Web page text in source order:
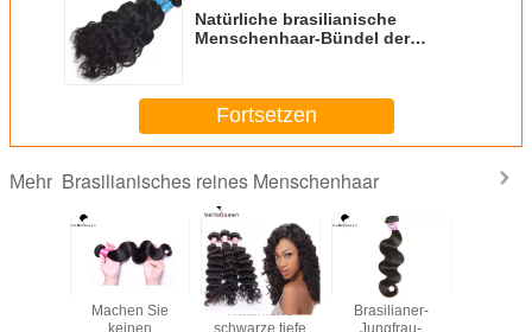
Natürliche brasilianische
Menschenhaar-Bündel der
Fortsetzen
Mehr Brasilianisches reines Menschenhaar
Machen Sie
keinen
Natürliche
schwarze tiefe
Brasilianer-
Jungfrau-